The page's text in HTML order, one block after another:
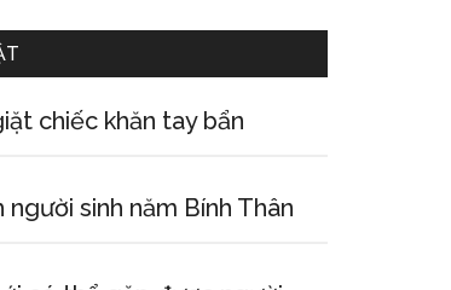
chiếc khăn tay bẩn
người sinh năm Bính Thân